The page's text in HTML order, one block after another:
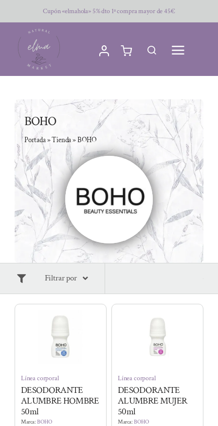
al
contenido
Cupón «elmahola» 5% dto 1ª compra mayor de 45€
BOHO
Portada»Tienda»BOHO
Filtrar por
Línea corporal
DESODORANTE
ALUMBRE HOMBRE
50ml
Marca:BOHO
Línea corporal
DESODORANTE
ALUMBRE MUJER
50ml
Marca:BOHO